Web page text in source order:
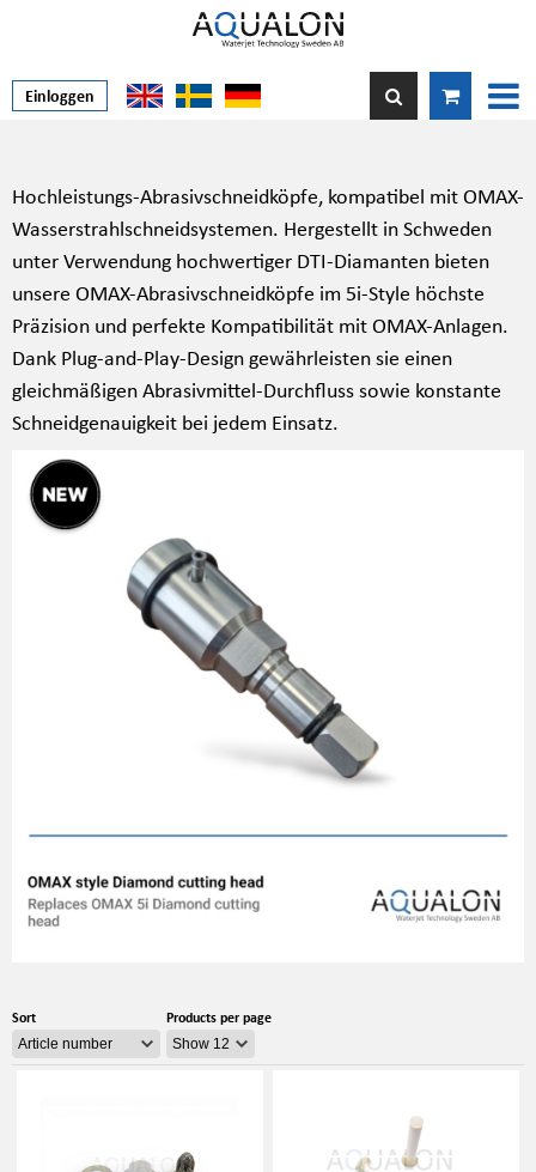
Einloggen
Hochleistungs-Abrasivschneidköpfe, kompatibel mit OMAX-
Wasserstrahlschneidsystemen. Hergestellt in Schweden
unter Verwendung hochwertiger DTI-Diamanten bieten
unsere OMAX-Abrasivschneidköpfe im 5i-Style höchste
Präzision und perfekte Kompatibilität mit OMAX-Anlagen.
Dank Plug-and-Play-Design gewährleisten sie einen
gleichmäßigen Abrasivmittel-Durchfluss sowie konstante
Schneidgenauigkeit bei jedem Einsatz.
Sort Products per page